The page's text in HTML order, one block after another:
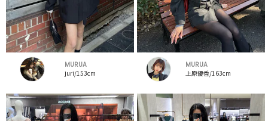
MURUA
juri/153cm
MURUA
上原優香/163cm